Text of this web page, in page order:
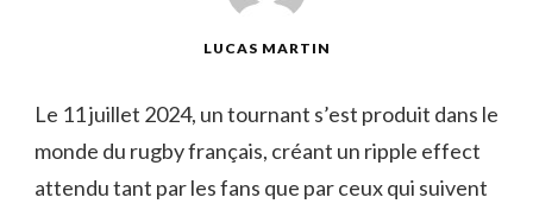
LUCAS MARTIN
Le 11 juillet 2024, un tournant s’est produit dans le
monde du rugby français, créant un ripple effect
attendu tant par les fans que par ceux qui suivent